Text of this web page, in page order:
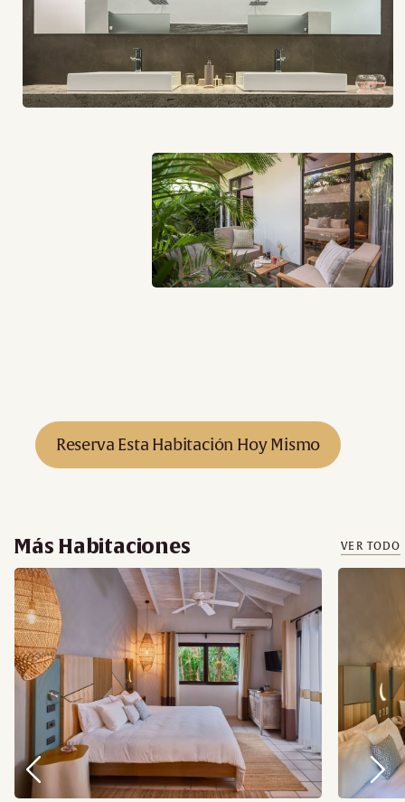
Reserva Esta Habitación Hoy Mismo
Más Habitaciones VER TODO